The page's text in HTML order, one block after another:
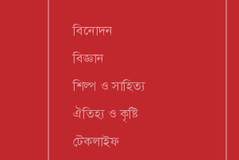
বিনোদন
বিজ্ঞান
শিল্প ও সাহিত্য
ঐতিহ্য ও কৃষ্টি
টেকলাইফ